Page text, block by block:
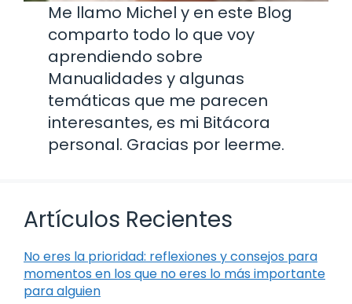
Me llamo Michel y en este Blog
comparto todo lo que voy
aprendiendo sobre
Manualidades y algunas
temáticas que me parecen
interesantes, es mi Bitácora
personal. Gracias por leerme.
Artículos Recientes
No eres la prioridad: reflexiones y consejos para
momentos en los que no eres lo más importante
para alguien